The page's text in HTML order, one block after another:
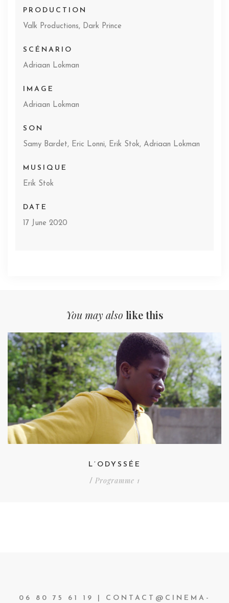
PRODUCTION
Valk Productions, Dark Prince
SCÉNARIO
Adriaan Lokman
IMAGE
Adriaan Lokman
SON
Samy Bardet, Eric Lonni, Erik Stok, Adriaan Lokman
MUSIQUE
Erik Stok
DATE
17 June 2020
You may also like this
L’ODYSSÉE
/ Programme 1
06 80 75 61 19 | CONTACT@CINEMA-